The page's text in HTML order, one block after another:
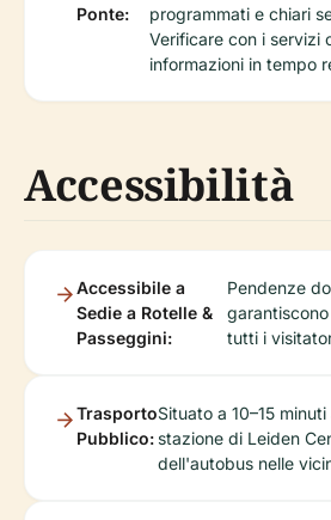
Ponte:
programmati e chiari
Verificare con i servizi
informazioni in tempo
Accessibilità
Accessibile a
Sedie a Rotelle &
Passeggini:
Pendenze
tutti i
Trasporto
Pubblico:
Situato a 10–15
stazione di Leiden
dell'autobus nelle